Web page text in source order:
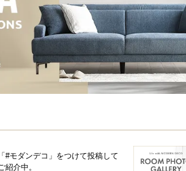
#モダンデコ」をつけて投稿して
紹介中。